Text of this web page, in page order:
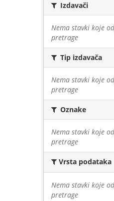
Izdavači
Nema stavki koje
pretrage
Tip izdavača
Nema stavki koje
pretrage
Oznake
Nema stavki koje
pretrage
Vrsta podataka
Nema stavki koje
pretrage